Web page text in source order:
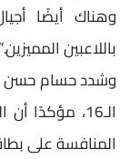
وهناك أيضًا
باللاعبين المميزين.”
وشدد حسام حسن
الـ16،
المنافسة على